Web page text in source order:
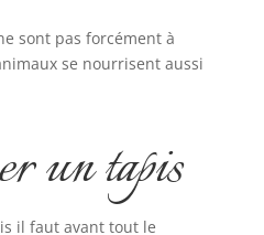
sont pas forcément à
se nourrisent aussi
un tapis
il faut avant tout le